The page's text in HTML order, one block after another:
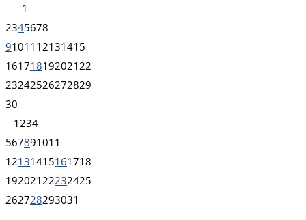
1
2345678
91011 12131415
161718192021 22
23242526272829
30
1 234
567891011
12131415161718
192021 22232425
262728293031